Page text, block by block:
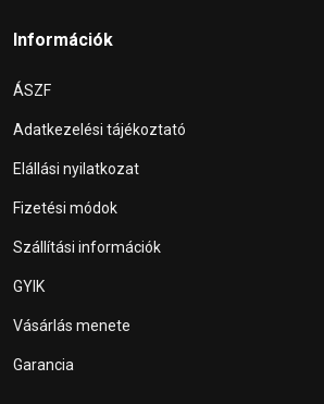
Információk
ÁSZF
Adatkezelési tájékoztató
Elállási nyilatkozat
Fizetési módok
Szállítási információk
GYIK
Vásárlás menete
Garancia